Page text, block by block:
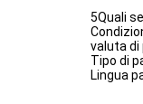
5Quali
valuta di
Tipo di
Lingua